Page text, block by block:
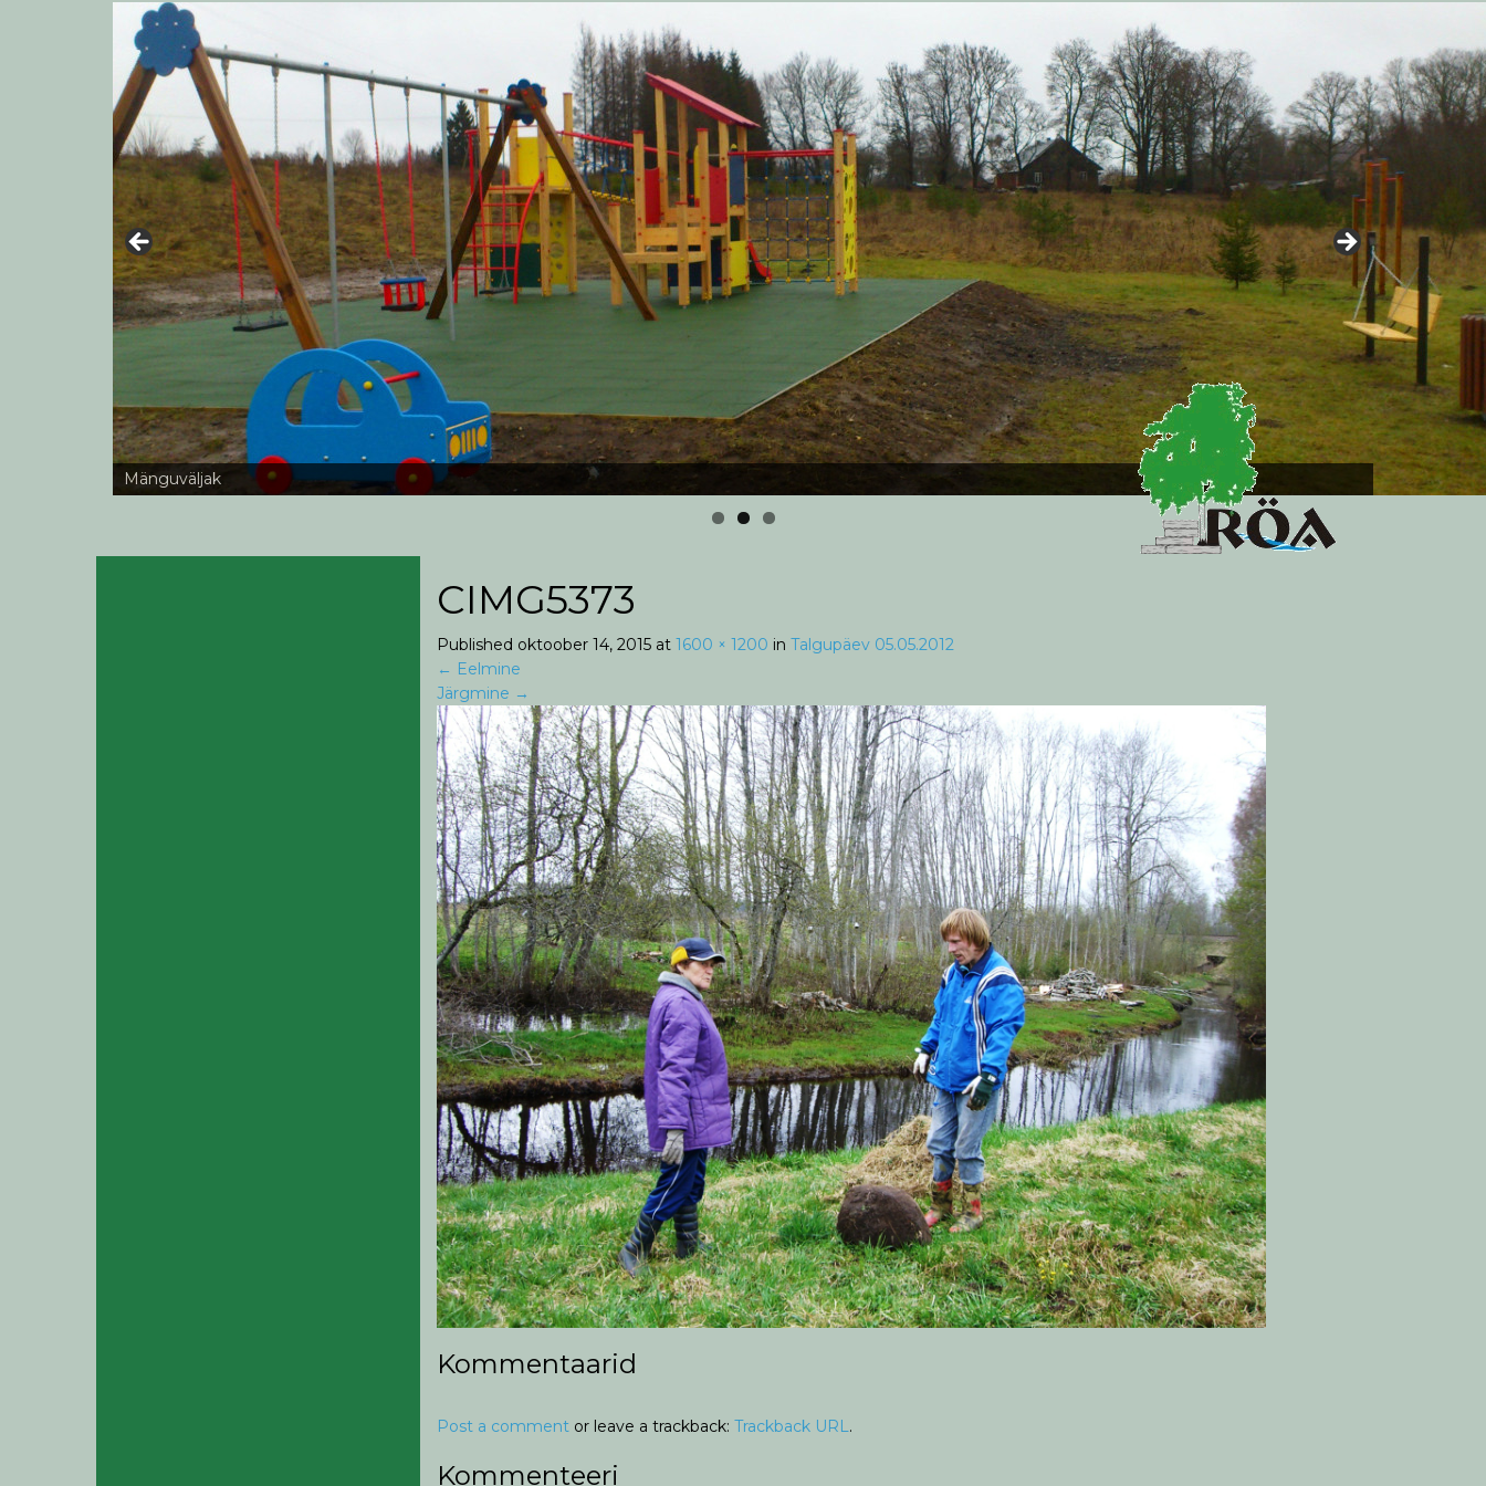
Mänguväljak
CIMG5373
Published oktoober 14, 2015at 1600 × 1200 in Talgupäev 05.05.2012
← Eelmine
Järgmine →
Kommentaarid
Post a comment or leave a trackback: Trackback URL .
Kommenteeri